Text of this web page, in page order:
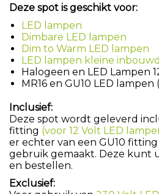
Deze spot is geschikt voor:
LED lampen
Dimbare LED lampen
Dim to Warm LED lampen
LED lampen kleine
Halogeen en LED Lampen
MR16 en GU10 LED
Inclusief:
Deze spot wordt geleverd
fitting (voor 12 Volt LED
er echter van een GU10
gebruik gemaakt. Deze kunt
en bestellen.
Exclusief: